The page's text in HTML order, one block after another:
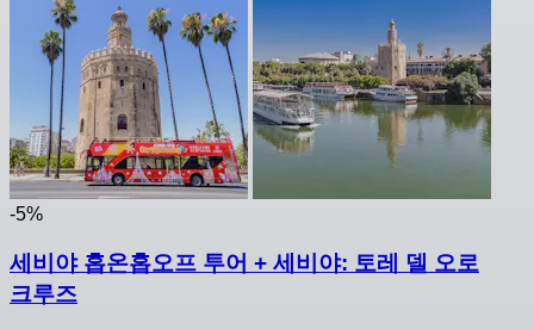
-5%
세비야 홉온홉오프 투어 + 세비야: 토레 델 오로
크루즈